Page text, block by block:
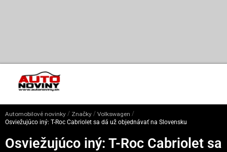
Automobilové novinky / Značky / Volkswagen /
Osviežujúco iný: T-Roc Cabriolet sa dá už objednávať na Slovensku
Osviežujúco iný: T-Roc Cabriolet sa